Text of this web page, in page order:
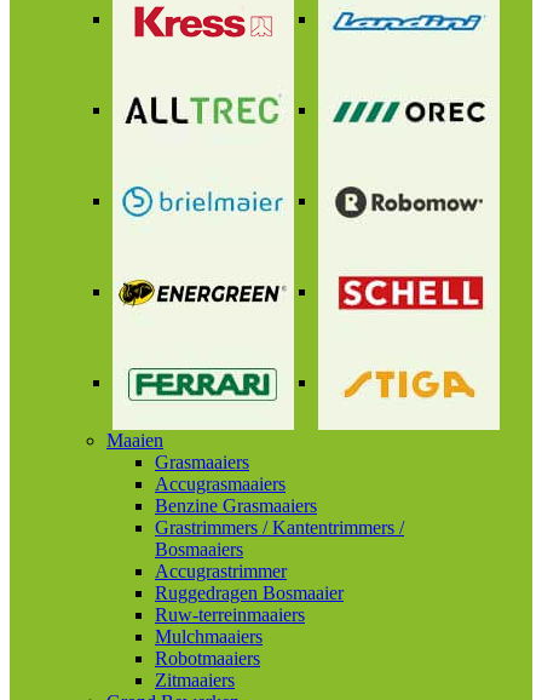
Maaien
Grasmaaiers
Accugrasmaaiers
Benzine Grasmaaiers
Grastrimmers / Kantentrimmers /
Bosmaaiers
Accugrastrimmer
Ruggedragen Bosmaaier
Ruw-terreinmaaiers
Mulchmaaiers
Robotmaaiers
Zitmaaiers